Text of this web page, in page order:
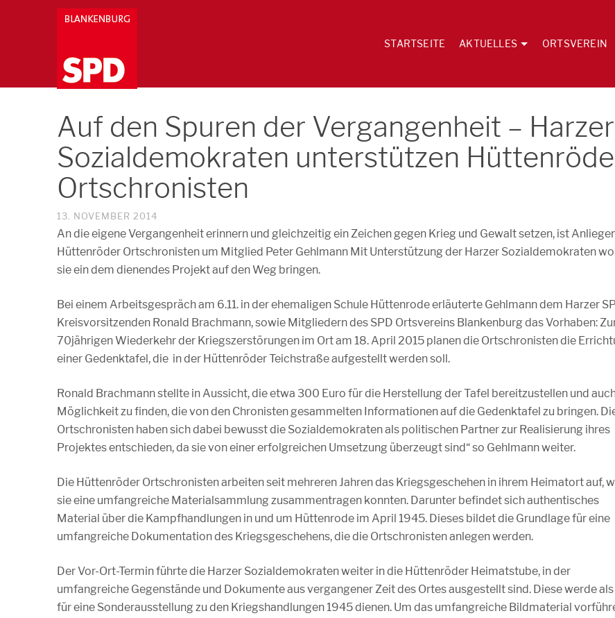
STARTSEITE AKTUELLES ORTSVEREIN
Auf den Spuren der Vergangenheit – Harzer
Sozialdemokraten unterstützen
Ortschronisten
13. NOVEMBER 2014
An die eigene Vergangenheit erinnern und gleichzeitig ein Zeichen gegen Krieg und Gewalt setzen, ist
Hüttenröder Ortschronisten um Mitglied Peter Gehlmann Mit Unterstützung der Harzer Sozialdemokraten
sie ein dem dienendes Projekt auf den Weg bringen.
Bei einem Arbeitsgespräch am 6.11. in der ehemaligen Schule Hüttenrode erläuterte Gehlmann dem Harzer
Kreisvorsitzenden Ronald Brachmann, sowie Mitgliedern des SPD Ortsvereins Blankenburg das Vorhaben:
70jährigen Wiederkehr der Kriegszerstörungen im Ort am 18. April 2015 planen die Ortschronisten die
einer Gedenktafel, die in der Hüttenröder Teichstraße aufgestellt werden soll.
Ronald Brachmann stellte in Aussicht, die etwa 300 Euro für die Herstellung der Tafel bereitzustellen und
Möglichkeit zu finden, die von den Chronisten gesammelten Informationen auf die Gedenktafel zu bringen.
Ortschronisten haben sich dabei bewusst die Sozialdemokraten als politischen Partner zur Realisierung ihres
Projektes entschieden, da sie von einer erfolgreichen Umsetzung überzeugt sind“ so Gehlmann weiter.
Die Hüttenröder Ortschronisten arbeiten seit mehreren Jahren das Kriegsgeschehen in ihrem Heimatort auf,
sie eine umfangreiche Materialsammlung zusammentragen konnten. Darunter befindet sich authentisches
Material über die Kampfhandlungen in und um Hüttenrode im April 1945. Dieses bildet die Grundlage für eine
umfangreiche Dokumentation des Kriegsgeschehens, die die Ortschronisten anlegen werden.
Der Vor-Ort-Termin führte die Harzer Sozialdemokraten weiter in die Hüttenröder Heimatstube, in der
umfangreiche Gegenstände und Dokumente aus vergangener Zeit des Ortes ausgestellt sind. Diese werde
für eine Sonderausstellung zu den Kriegshandlungen 1945 dienen. Um das umfangreiche Bildmaterial